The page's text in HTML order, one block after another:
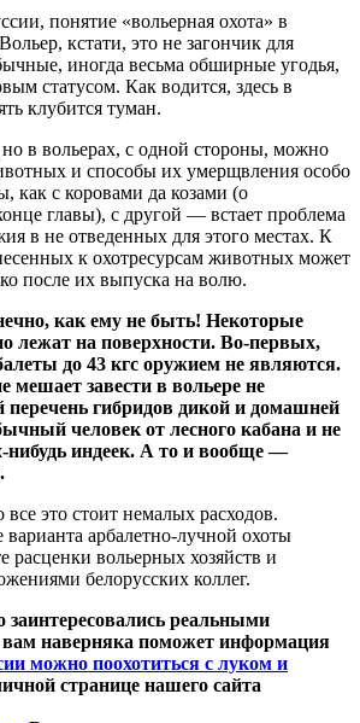
понятие «вольерная охота» в
кстати, это не загончик для
иногда весьма обширные угодья,
статусом. Как водится, здесь в
клубится туман.
но в вольерах, с одной стороны, можно
и способы их умерщвления особо
как с коровами да козами (о
главы), с другой — встает проблема
в не отведенных для этого местах. К
к охотресурсам животных может
после их выпуска на волю.
как ему не быть! Некоторые
лежат на поверхности. Во-первых,
до 43 кгс оружием не являются.
мешает завести в вольере не
гибридов дикой и домашней
человек от лесного кабана и не
нибудь индеек. А то и вообще —
это стоит немалых расходов.
арбалетно-лучной охоты
расценки вольерных хозяйств и
белорусских коллег.
заинтересовались реальными
наверняка поможет информация
можно поохотиться с луком и
странице нашего сайта